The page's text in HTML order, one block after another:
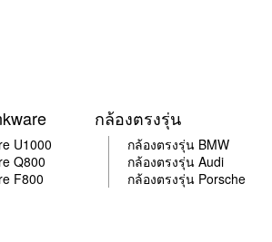
U1000
Q800
F800
กล้องตรงรุ่น
กล้องตรงรุ่น BMW
กล้องตรงรุ่น Audi
กล้องตรงรุ่น Porsche